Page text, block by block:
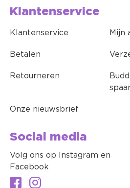
Klantenservice
Klantenservice Mijn
Betalen
Retourneren
Onze nieuwsbrief
Social media
Volg ons op Instagram en
Facebook